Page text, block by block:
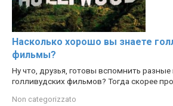
Насколько хорошо вы знаете
фильмы?
Ну что, друзья, готовы вспомнить
голливудских фильмов? Тогда скорее
Non categorizzato